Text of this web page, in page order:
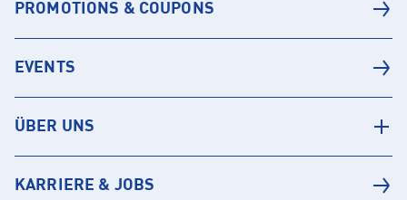
PROMOTIONS & COUPONS
EVENTS
ÜBER UNS
KARRIERE & JOBS